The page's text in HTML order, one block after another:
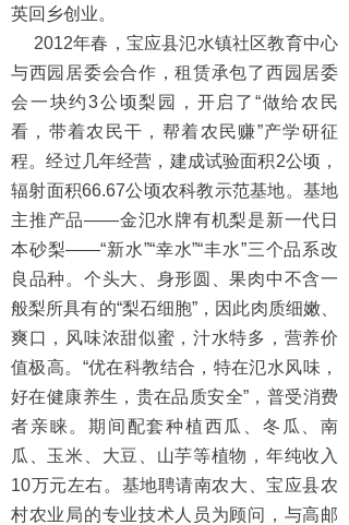
英回乡创业。
2012年春，宝应县氾水镇社区教育中心
与西园居委会合作，租赁承包了西园居委
会一块约3公顷梨园，开启了“做给农民
看，带着农民干，帮着农民赚”产学研征
程。经过几年经营，建成试验面积2公顷，
辐射面积66.67公顷农科教示范基地。基地
主推产品——金氾水牌有机梨是新一代日
本砂梨——“新水”“幸水”“丰水”三个品系改
良品种。个头大、身形圆、果肉中不含一
般梨所具有的“梨石细胞”，因此肉质细嫩、
爽口，风味浓甜似蜜，汁水特多，营养价
值极高。“优在科教结合，特在氾水风味，
好在健康养生，贵在品质安全”，普受消费
者亲睐。期间配套种植西瓜、冬瓜、南
瓜、玉米、大豆、山芋等植物，年纯收入
10万元左右。基地聘请南农大、宝应县农
村农业局的专业技术人员为顾问，与高邮